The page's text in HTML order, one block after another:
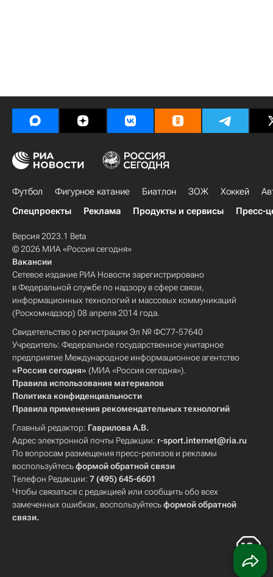
Футбол Фигурное катание Биатлон ЗОЖ Хоккей
Спецпроекты
Реклама Продукты и сервисы Пресс-
Версия 2023.1 Beta
© 2026 МИА «Россия сегодня»
Вакансии
Сетевое издание РИА Новости зарегистрировано
в Федеральной службе по надзору в сфере связи,
информационных технологий и массовых коммуникаций
(Роскомнадзор) 08 апреля 2014 года.
Свидетельство о регистрации Эл № ФС77-57640
Учредитель: Федеральное государственное унитарное
предприятие Международное информационное агентство
«Россия сегодня» (МИА «Россия сегодня»).
Правила использования материалов
Политика конфиденциальности
Правила применения рекомендательных технологий
Главный редактор: Гаврилова А.В.
Адрес электронной почты Редакции: r-sport.internet@ria.ru
По вопросам размещения пресс-релизов и рекламы
воспользуйтесьформой обратной связи
Телефон Редакции: 7 (495) 645-6601
Чтобы связаться с редакцией или сообщить обо всех
замеченных ошибках, воспользуйтесьформой обратной
связи.